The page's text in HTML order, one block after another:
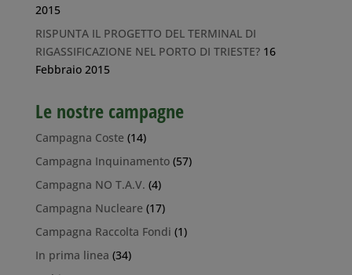
2015
RISPUNTA IL PROGETTO DEL TERMINAL DI
RIGASSIFICAZIONE NEL PORTO DI TRIESTE? 16
Febbraio 2015
Le nostre campagne
Campagna Coste (14)
Campagna Inquinamento(57)
Campagna NO T.A.V. (4)
Campagna Nucleare (17)
Campagna Raccolta Fondi (1)
In prima linea (34)